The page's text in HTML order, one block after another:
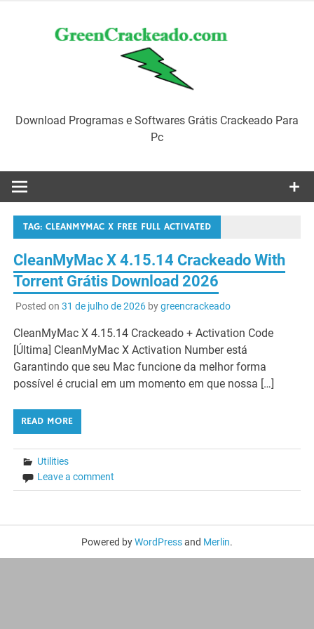
Download Programas e Softwares Grátis Crackeado Para
Pc
TAG:CLEANMYMAC X FREE FULL ACTIVATED
CleanMyMac X 4.15.14 Crackeado With
Torrent Grátis Download 2026
Posted on 31 de julho de 2026bygreencrackeado
CleanMyMac X 4.15.14 Crackeado + Activation Code
[Última] CleanMyMac X Activation Number está
Garantindo que seu Mac funcione da melhor forma
possível é crucial em um momento em que nossa […]
READ MORE
Utilities
Leave a comment
Powered byWordPressand Merlin.